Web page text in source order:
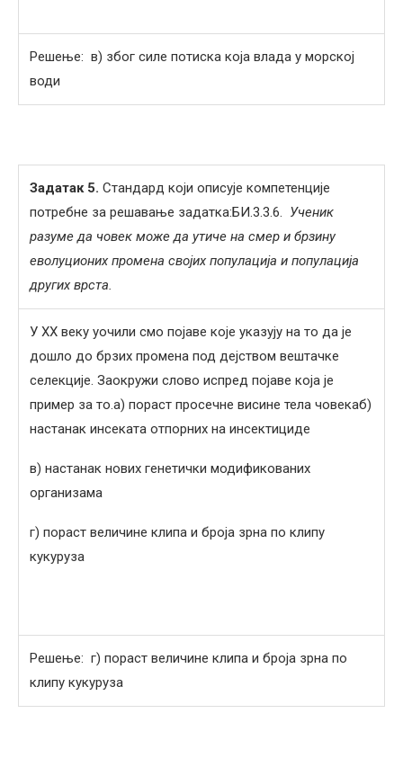
Решење: в) због силе потиска која влада у морској
води
Задатак 5. Стандард који описује компетенције
потребне за решавање задатка:БИ.3.3.6. Ученик
разуме да човек може да утиче на смер и брзину
еволуционих промена својих популација и популација
других врста.
У XX веку уочили смо појаве које указују на то да је
дошло до брзих промена под дејством вештачке
селекције. Заокружи слово испред појаве која је
пример за то.а) пораст просечне висине тела човекаб)
настанак инсеката отпорних на инсектициде
в) настанак нових генетички модификованих
организама
г) пораст величине клипа и броја зрна по клипу
кукуруза
Решење: г) пораст величине клипа и броја зрна по
клипу кукуруза